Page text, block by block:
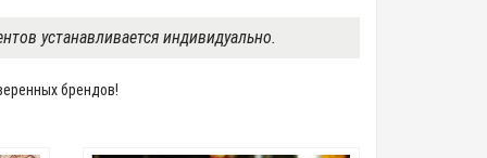
устанавливается индивидуально.
брендов!